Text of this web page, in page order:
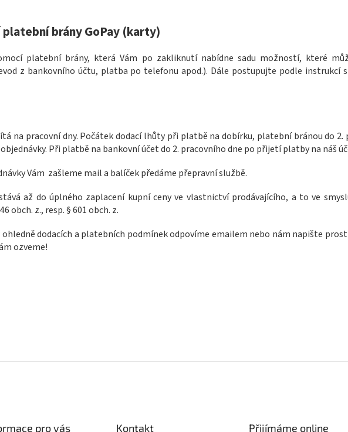
brány GoPay (karty)
platební brány, která Vám po zakliknutí nabídne sadu možností, které
z bankovního účtu, platba po telefonu apod.). Dále postupujte podle instrukcí
na pracovní dny. Počátek dodací lhůty při platbě na dobírku, platební bránou do 2.
Při platbě na bankovní účet do 2. pracovního dne po přijetí platby na náš
Vám zašleme mail a balíček předáme přepravní službě.
až do úplného zaplacení kupní ceny ve vlastnictví prodávajícího, a to ve
obch. z., resp. § 601 obch. z.
dodacích a platebních podmínek odpovíme emailem nebo nám napište
ozveme!
pro vás Kontakt Přijímáme online